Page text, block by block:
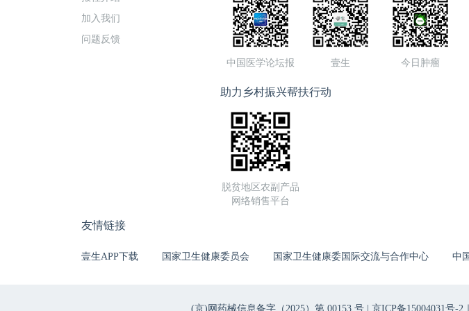
加入我们
问题反馈
中国医学论坛报 壹生 今日肿瘤
助力乡村振兴帮扶行动
脱贫地区农副产品
网络销售平台
友情链接
壹生APP下载 国家卫生健康委员会 国家卫生健康委国际交流与合作中心 中
(京)网药械信息备字（2025）第 00153 号 | 京ICP备15004031号-2